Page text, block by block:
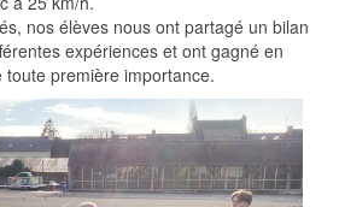
nos élèves nous ont partagé un bilan
expériences et ont gagné en
première importance.